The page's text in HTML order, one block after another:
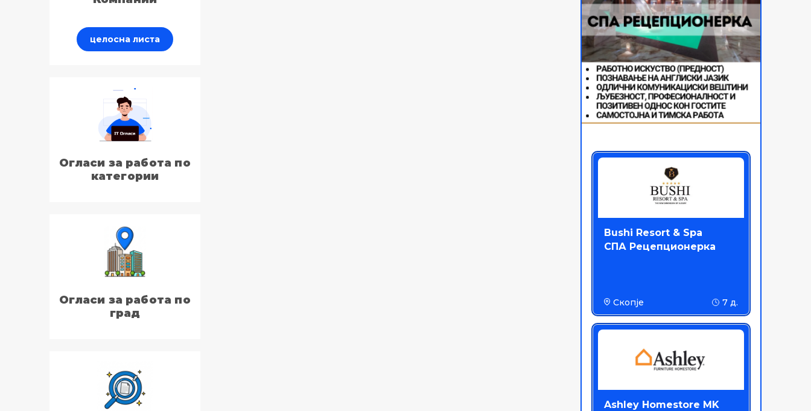
целосна листа
Огласи за работа по
категории
Огласи за работа по
град
Bushi Resort & Spa
СПА Рецепционерка
Скопје 7 д.
Ashley Homestore MK